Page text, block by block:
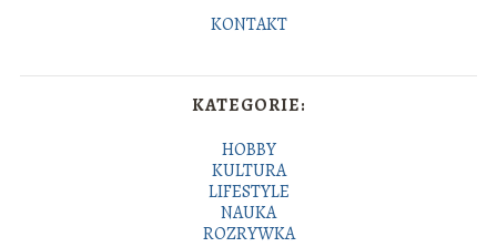
KONTAKT
KATEGORIE:
HOBBY
KULTURA
LIFESTYLE
NAUKA
ROZRYWKA